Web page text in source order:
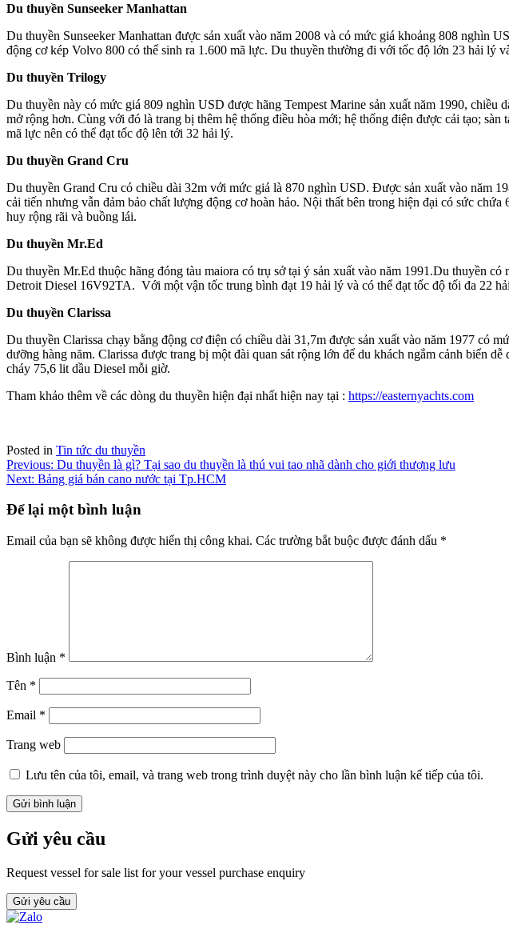
Du thuyền Sunseeker Manhattan
Du thuyền Sunseeker Manhattan được sản xuất vào năm 2008 và có mức giá khoảng 808 nghìn
động cơ kép Volvo 800 có thể sinh ra 1.600 mã lực. Du thuyền thường đi với tốc độ lớn 23 hải lý
Du thuyền Trilogy
Du thuyền này có mức giá 809 nghìn USD được hãng Tempest Marine sản xuất năm 1990,
mở rộng hơn. Cùng với đó là trang bị thêm hệ thống điều hòa mới; hệ thống điện được cải tạo;
mã lực nên có thể đạt tốc độ lên tới 32 hải lý.
Du thuyền Grand Cru
Du thuyền Grand Cru có chiều dài 32m với mức giá là 870 nghìn USD. Được sản xuất vào năm
cải tiến nhưng vẫn đảm bảo chất lượng động cơ hoàn hảo. Nội thất bên trong hiện đại có sức
huy rộng rãi và buồng lái.
Du thuyền Mr.Ed
Du thuyền Mr.Ed thuộc hãng đóng tàu maiora có trụ sở tại ý sản xuất vào năm 1991.Du thuyền
Detroit Diesel 16V92TA. Với một vận tốc trung bình đạt 19 hải lý và có thể đạt tốc độ tối đa 22
Du thuyền Clarissa
Du thuyền Clarissa chạy bằng động cơ điện có chiều dài 31,7m được sản xuất vào năm 1977 có
dưỡng hàng năm. Clarissa được trang bị một đài quan sát rộng lớn để du khách ngắm cảnh biển
cháy 75,6 lit dầu Diesel mỗi giờ.
Tham khảo thêm về các dòng du thuyền hiện đại nhất hiện nay tại : https://easternyachts.com
Posted in Tin tức du thuyền
Điều
hướng
bài
viết
Previous: Du thuyền là gì? Tại sao du thuyền là thú vui tao nhã dành cho giới thượng lưu
Next: Bảng giá bán cano nước tại Tp.HCM
Để lại một bình luận
Email của bạn sẽ không được hiển thị công khai. Các trường bắt buộc được đánh dấu *
Bình luận *
Tên *
Email *
Trang web
Lưu tên của tôi, email, và trang web trong trình duyệt này cho lần bình luận kế tiếp của tôi.
Gửi yêu cầu
Request vessel for sale list for your vessel purchase enquiry
Gửi yêu cầu